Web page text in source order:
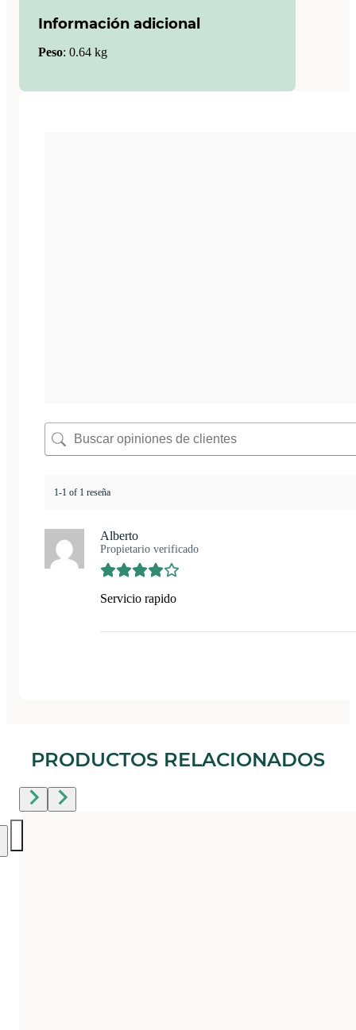
Información adicional
Peso: 0.64 kg
1-1 of 1 reseña
Alberto
Propietario verificado
Servicio rapido
PRODUCTOS RELACIONADOS